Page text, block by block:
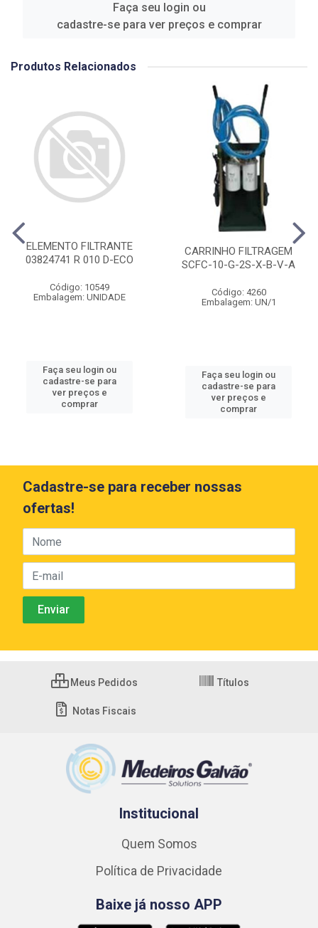
Faça seu login ou
cadastre-se para ver preços e comprar
Produtos Relacionados
ELEMENTO FILTRANTE
03824741 R 010 D-ECO
Código: 10549
Embalagem: UNIDADE
Faça seu login ou
cadastre-se para
ver preços e
comprar
CARRINHO FILTRAGEM
SCFC-10-G-2S-X-B-V-A
Código: 4260
Embalagem: UN/1
Faça seu login ou
cadastre-se para
ver preços e
comprar
Cadastre-se para receber nossas
ofertas!
Meus Pedidos Títulos
Notas Fiscais
Institucional
Quem Somos
Política de Privacidade
Baixe já nosso APP